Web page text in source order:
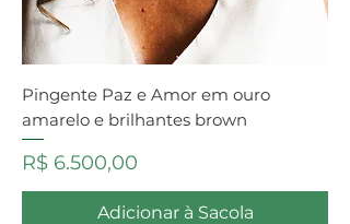
Pingente Paz e Amor em ouro
amarelo e brilhantes brown
Preço
R$ 6.500,00
Adicionar à Sacola